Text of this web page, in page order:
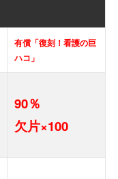
有償「復刻！看護の巨
ハコ」
90％
欠片×100